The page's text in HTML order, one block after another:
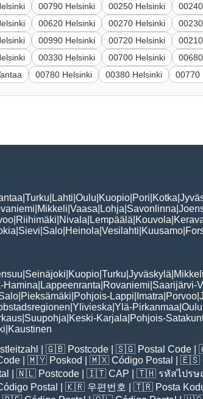
00790 Helsinki 00250 Helsinki
00620 Helsinki 00270 Helsinki
00990 Helsinki 00720 Helsinki
00330 Helsinki 00700 Helsinki
00780 Helsinki 00380 Helsinki 00770
Turku Lahti Oulu Kuopio Pori Kotka
Mikkeli Vaasa Lohja Savonlinna
Riihimäki Nivala Lempäälä Kouvola
Sievi Salo Heinola Vesilahti Kuusamo
Seinäjoki Kuopio Turku Jyväskylä
Hamina Lappeenranta Rovaniemi Saarijärvi-
Pieksämäki Pohjois-Lappi Imatra Porvoo
Ylivieska Ylä-Pirkanmaa
Suupohja Keski-Karjala Pohjois-
Kaustinen
| 🇬🇧 Postcode | 🇸🇬 Postal Code |
| 🇲🇾 Poskod | 🇲🇽 Código Postal | 🇪🇸
| 🇳🇱 Postcode | 🇮🇹 CAP | 🇹🇭 รหัสไปร
Postal | 🇰🇷 우편번호 | 🇹🇷 Posta